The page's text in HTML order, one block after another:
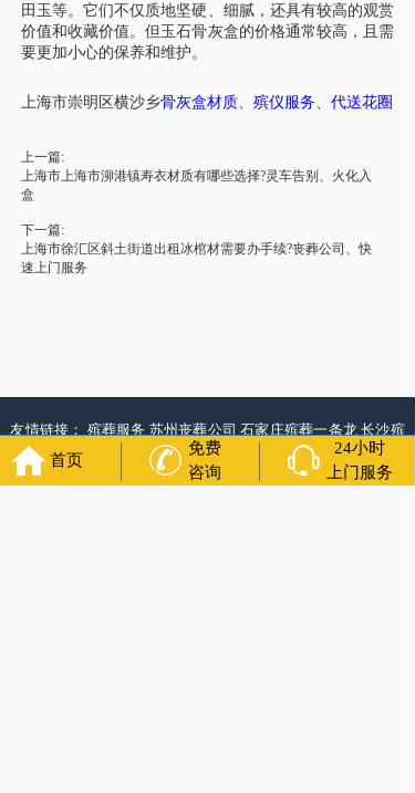
田玉等。它们不仅质地坚硬、细腻，还具有较高的观赏
价值和收藏价值。但玉石骨灰盒的价格通常较高，且需
要更加小心的保养和维护。
上海市崇明区横沙乡骨灰盒材质、 殡仪服务 代送花圈
上一篇:
上海市上海市泖港镇寿衣材质有哪些选择?灵车告别、火化入
盒
下一篇:
上海市徐汇区斜土街道出租冰棺材需要办手续?丧葬公司、快
速上门服务
友情链接： 殡葬服务 苏州丧葬公司石家庄殡葬一条龙长沙殡
葬服务公司
南昌青山湖灵车转运 呼和浩特灵车出租公司哈尔
滨道里区丧葬用品
西宁城东区白事服务
潍坊奎文区殡仪馆服
首页
免费
咨询
24小时
上门服务